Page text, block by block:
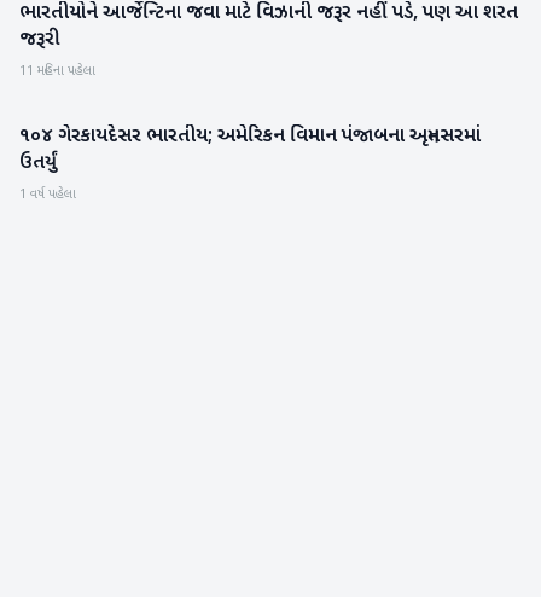
આંતરરાષ્ટ્રીય
ભારતીયોને આર્જેન્ટિના જવા માટે વિઝાની જરૂર નહીં પડે, પણ આ શરત
જરૂરી
11 મહિના પહેલા
રાષ્ટ્રીય
૧૦૪ ગેરકાયદેસર ભારતીય; અમેરિકન વિમાન પંજાબના અમૃતસરમાં
ઉતર્યું
1 વર્ષ પહેલા